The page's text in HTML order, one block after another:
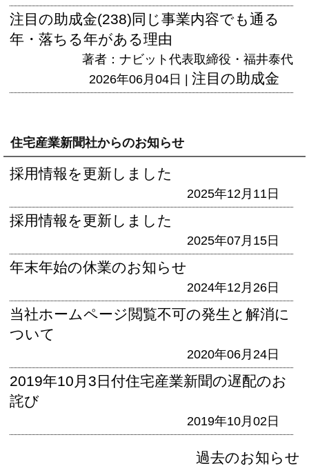
注目の助成金(238)同じ事業内容でも通る
年・落ちる年がある理由
著者：ナビット代表取締役・福井泰代
2026年06月04日 | 注目の助成金
住宅産業新聞社からのお知らせ
採用情報を更新しました
2025年12月11日
採用情報を更新しました
2025年07月15日
年末年始の休業のお知らせ
2024年12月26日
当社ホームページ閲覧不可の発生と解消に
ついて
2020年06月24日
2019年10月3日付住宅産業新聞の遅配のお
詫び
2019年10月02日
過去のお知らせ